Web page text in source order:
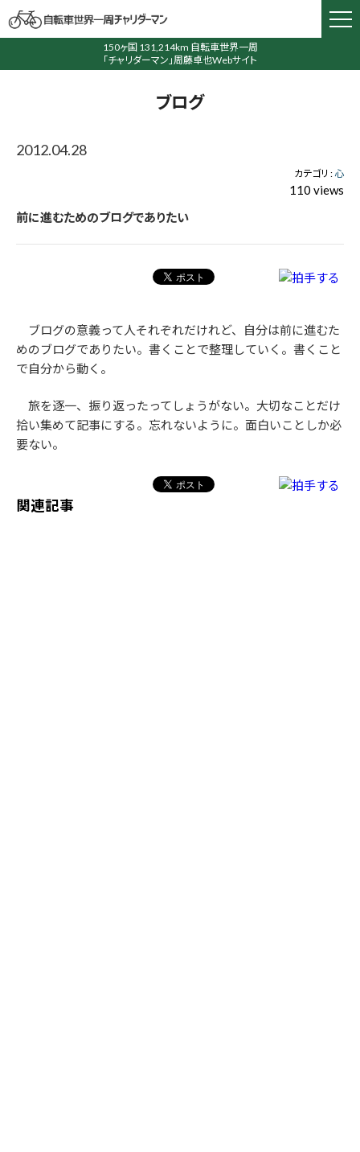
150ヶ国 131,214km 自転車世界一周
「チャリダーマン」周藤卓也Webサイト
ブログ
2012.04.28
カテゴリ :心
110 views
前に進むためのブログでありたい
ブログの意義って人それぞれだけれど、自分は前に進むた
めのブログでありたい。書くことで整理していく。書くこと
で自分から動く。
旅を逐一、振り返ったってしょうがない。大切なことだけ
拾い集めて記事にする。忘れないように。面白いことしか必
要ない。
関連記事